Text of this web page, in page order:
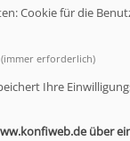
App aufs
Cookie für die
(immer erforderlich)
Ihre
über